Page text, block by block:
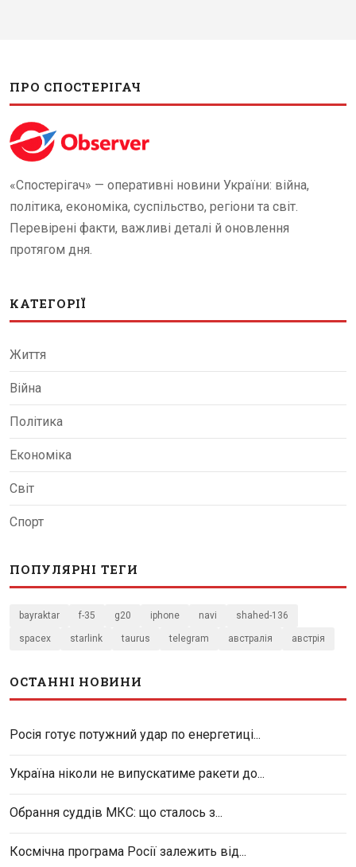
ПРО СПОСТЕРІГАЧ
«Спостерігач» — оперативні новини України: війна,
політика, економіка, суспільство, регіони та світ.
Перевірені факти, важливі деталі й оновлення
протягом дня.
КАТЕГОРІЇ
Життя
Війна
Політика
Економіка
Світ
Спорт
ПОПУЛЯРНІ ТЕГИ
bayraktar f-35 g20 iphone navi shahed-136
spacex starlink taurus telegram австралія австрія
ОСТАННІ НОВИНИ
Росія готує потужний удар по енергетиці...
Україна ніколи не випускатиме ракети до...
Обрання суддів МКС: що сталось з...
Космічна програма Росії залежить від...